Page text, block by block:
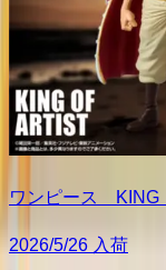
ワンピース
2026/5/26 入荷